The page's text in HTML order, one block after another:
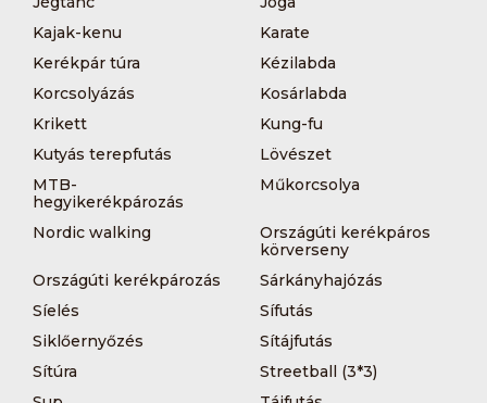
Kajak-kenu
Karate
Kerékpár túra
Kézilabda
Korcsolyázás
Kosárlabda
Krikett
Kung-fu
Kutyás terepfutás
Lövészet
MTB-
hegyikerékpározás
Műkorcsolya
Nordic walking
Országúti kerékpáros
körverseny
Országúti kerékpározás
Sárkányhajózás
Síelés
Sífutás
Siklőernyőzés
Sítájfutás
Sítúra
Streetball (3*3)